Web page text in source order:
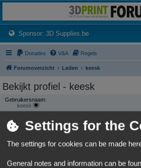
Het 3D print forum van de Benelux na de sluiting van
Sponsor: 3D Supplies.be(Opens a new tab)
Donaties V&A Regels
Forumoverzicht Leden keesk
Bekijkt profiel - keesk
Gebruikersnaam:
keesk
CONTACTEER KEESK
Flag:
Settings for the
The settings for cookies can be made
General notes and information can be